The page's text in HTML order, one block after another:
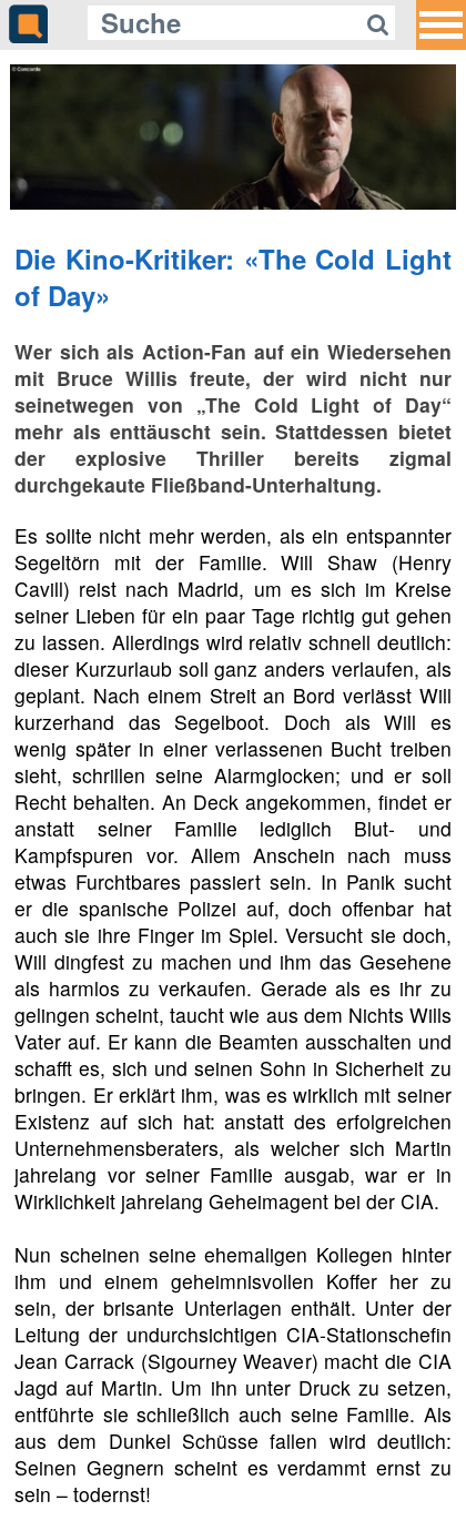
Die Kino-Kritiker: «The Cold Light
of Day»
Wer sich als Action-Fan auf ein Wiedersehen
mit Bruce Willis freute, der wird nicht nur
seinetwegen von „The Cold Light of Day“
mehr als enttäuscht sein. Stattdessen bietet
der explosive Thriller bereits zigmal
durchgekaute Fließband-Unterhaltung.
Es sollte nicht mehr werden, als ein entspannter
Segeltörn mit der Familie. Will Shaw (Henry
Cavill) reist nach Madrid, um es sich im Kreise
seiner Lieben für ein paar Tage richtig gut gehen
zu lassen. Allerdings wird relativ schnell deutlich:
dieser Kurzurlaub soll ganz anders verlaufen, als
geplant. Nach einem Streit an Bord verlässt Will
kurzerhand das Segelboot. Doch als Will es
wenig später in einer verlassenen Bucht treiben
sieht, schrillen seine Alarmglocken; und er soll
Recht behalten. An Deck angekommen, findet er
anstatt seiner Familie lediglich Blut- und
Kampfspuren vor. Allem Anschein nach muss
etwas Furchtbares passiert sein. In Panik sucht
er die spanische Polizei auf, doch offenbar hat
auch sie ihre Finger im Spiel. Versucht sie doch,
Will dingfest zu machen und ihm das Gesehene
als harmlos zu verkaufen. Gerade als es ihr zu
gelingen scheint, taucht wie aus dem Nichts Wills
Vater auf. Er kann die Beamten ausschalten und
schafft es, sich und seinen Sohn in Sicherheit zu
bringen. Er erklärt ihm, was es wirklich mit seiner
Existenz auf sich hat: anstatt des erfolgreichen
Unternehmensberaters, als welcher sich Martin
jahrelang vor seiner Familie ausgab, war er in
Wirklichkeit jahrelang Geheimagent bei der CIA.
Nun scheinen seine ehemaligen Kollegen hinter
ihm und einem geheimnisvollen Koffer her zu
sein, der brisante Unterlagen enthält. Unter der
Leitung der undurchsichtigen CIA-Stationschefin
Jean Carrack (Sigourney Weaver) macht die CIA
Jagd auf Martin. Um ihn unter Druck zu setzen,
entführte sie schließlich auch seine Familie. Als
aus dem Dunkel Schüsse fallen wird deutlich:
Seinen Gegnern scheint es verdammt ernst zu
sein – todernst!